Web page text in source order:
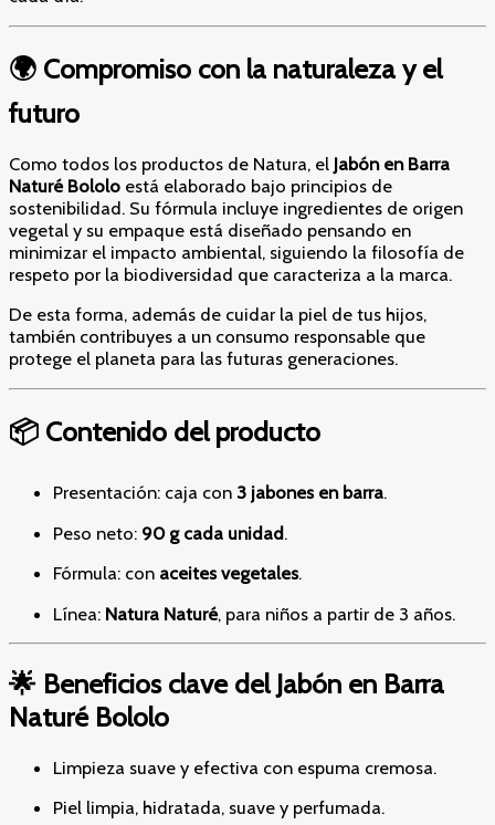
🌍 Compromiso con la naturaleza y el
futuro
Como todos los productos de Natura, el Jabón en Barra
Naturé Bololo está elaborado bajo principios de
sostenibilidad. Su fórmula incluye ingredientes de origen
vegetal y su empaque está diseñado pensando en
minimizar el impacto ambiental, siguiendo la filosofía de
respeto por la biodiversidad que caracteriza a la marca.
De esta forma, además de cuidar la piel de tus hijos,
también contribuyes a un consumo responsable que
protege el planeta para las futuras generaciones.
📦 Contenido del producto
Presentación: caja con 3 jabones en barra.
Peso neto: 90 g cada unidad.
Fórmula: con aceites vegetales.
Línea: Natura Naturé, para niños a partir de 3 años.
🌟 Beneficios clave del Jabón en Barra
Naturé Bololo
Limpieza suave y efectiva con espuma cremosa.
Piel limpia, hidratada, suave y perfumada.